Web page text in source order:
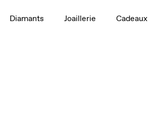
Diamants Joaillerie Cadeaux